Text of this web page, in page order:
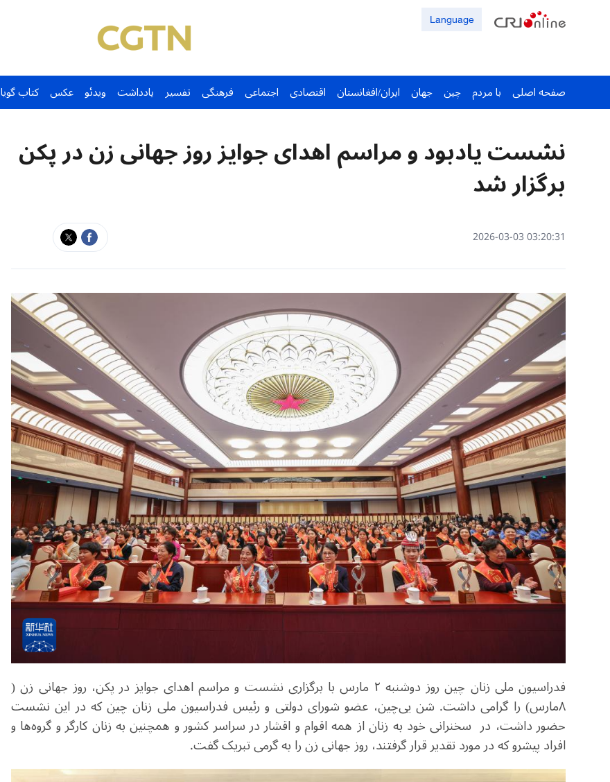
Language
صفحه اصلی با مردم چین جهان ایران/افغانستان اقتصادی اجتماعی فرهنگی تفسیر یادداشت ویدئو عکس کتاب گویا
نشست یادبود و مراسم اهدای جوایز روز جهانی زن در پکن
برگزار شد
03:20:31 2026-03-03
فدراسیون ملی زنان چین روز دوشنبه ۲ مارس با برگزاری نشست و مراسم اهدای جوایز در پکن، روز جهانی زن (
۸مارس) را گرامی داشت. شن یی‌چین، عضو شورای دولتی و رئیس فدراسیون ملی زنان چین که در این نشست
حضور داشت، در سخنرانی خود به زنان از همه اقوام و اقشار در سراسر کشور و همچنین به زنان کارگر و گروه‌ها و
افراد پیشرو که در مورد تقدیر قرار گرفتند، روز جهانی زن را به گرمی تبریک گفت.